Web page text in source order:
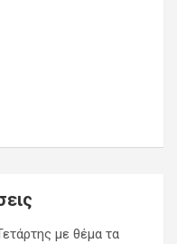
με θέμα τα